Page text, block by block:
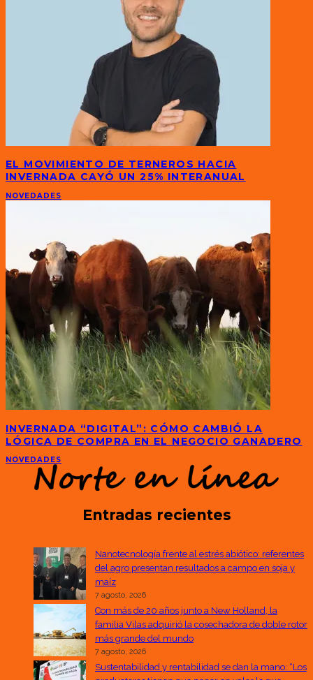
EL MOVIMIENTO DE TERNEROS HACIA
INVERNADA CAYÓ UN 25% INTERANUAL
NOVEDADES
INVERNADA “DIGITAL”: CÓMO CAMBIÓ LA
LÓGICA DE COMPRA EN EL NEGOCIO GANADERO
NOVEDADES
Entradas recientes
Nanotecnología frente al estrés abiótico: referentes
del agro presentan resultados a campo en soja y
maíz
7 agosto, 2026
Con más de 20 años junto a New Holland, la
familia Vilas adquirió la cosechadora de doble rotor
más grande del mundo
7 agosto, 2026
Sustentabilidad y rentabilidad se dan la mano: “Los